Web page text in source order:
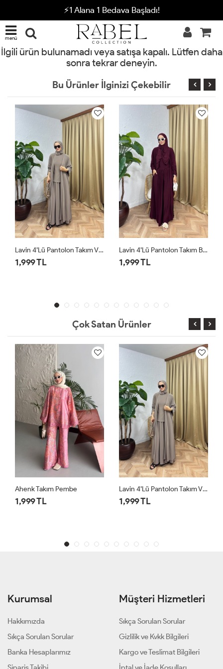
⚡1 Alana 1 Bedava Başladı!
menü
İlgili ürün bulunamadı veya satışa kapalı. Lütfen daha
sonra tekrar deneyin.
Bu Ürünler İlginizi Çekebilir
Lavin 4’lü Pantolon Takım Bordo
1,999 TL
Lavin 4’lü Pantolon Takım Siyah
1,999 TL
Çok Satan Ürünler
1,999 TL
Lavin 4’lü Pantolon Takım Siyah
1,999 TL
Kurumsal
Hakkımızda
Sıkça Sorulan Sorular
Banka Hesaplarımız
Müşteri Hizmetleri
Sıkça Sorulan Sorular
Gizlilik ve Kvkk Bilgileri
Kargo ve Teslimat Bilgileri